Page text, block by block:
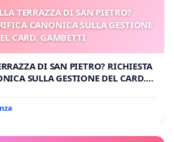
TERRAZZA DI SAN PIETRO?
CANONICA SULLA GESTIONE
CARD. GAMBETTI
DI SAN PIETRO? RICHIESTA
SULLA GESTIONE DEL CARD.